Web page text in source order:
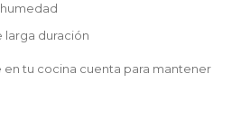
larga duración
en tu cocina cuenta para mantener